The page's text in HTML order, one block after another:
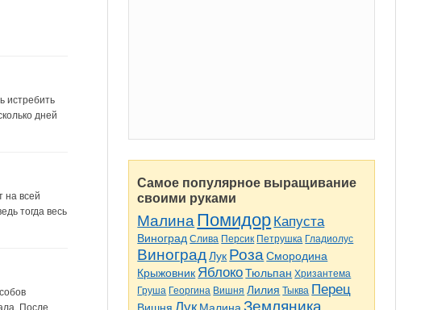
истребить
дней
на всей
тогда весь
После
Самое популярное выращивание
своими руками
Малина Помидор Капуста
Виноград Слива Персик Петрушка Гладиолус
Виноград Лук Роза Смородина
Крыжовник Яблоко Тюльпан Хризантема
Груша Георгина Вишня Лилия Тыква Перец
Земляника